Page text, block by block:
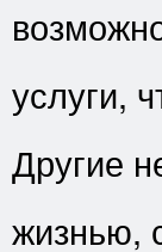
услуги,
Другие
жизнью,